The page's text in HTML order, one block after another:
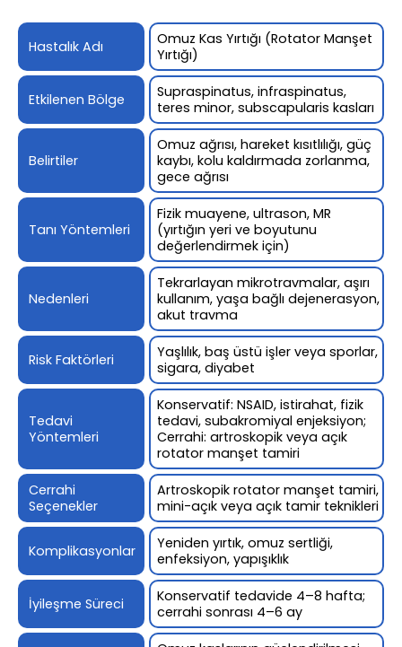
Hastalık Adı
Omuz Kas Yırtığı (Rotator Manşet
Yırtığı)
Etkilenen Bölge
Supraspinatus, infraspinatus,
teres minor, subscapularis kasları
Belirtiler
Omuz ağrısı, hareket kısıtlılığı, güç
kaybı, kolu kaldırmada zorlanma,
gece ağrısı
Tanı Yöntemleri
Fizik muayene, ultrason, MR
(yırtığın yeri ve boyutunu
değerlendirmek için)
Nedenleri
Tekrarlayan mikrotravmalar, aşırı
kullanım, yaşa bağlı dejenerasyon,
akut travma
Risk Faktörleri
Yaşlılık, baş üstü işler veya sporlar,
sigara, diyabet
Tedavi
Yöntemleri
Konservatif: NSAID, istirahat, fizik
tedavi, subakromiyal enjeksiyon;
Cerrahi: artroskopik veya açık
rotator manşet tamiri
Cerrahi
Seçenekler
Artroskopik rotator manşet tamiri,
mini-açık veya açık tamir teknikleri
Komplikasyonlar
Yeniden yırtık, omuz sertliği,
enfeksiyon, yapışıklık
İyileşme Süreci
Konservatif tedavide 4–8 hafta;
cerrahi sonrası 4–6 ay